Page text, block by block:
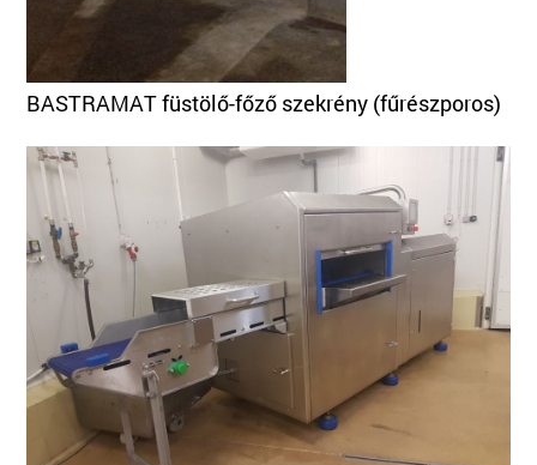
BASTRAMAT füstölő-főző szekrény (fűrészporos)